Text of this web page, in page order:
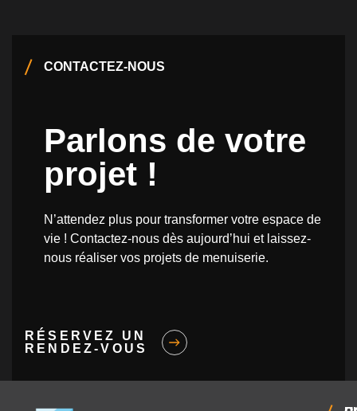
CONTACTEZ-NOUS
Parlons de votre
projet !
N’attendez plus pour transformer votre espace de
vie ! Contactez-nous dès aujourd’hui et laissez-
nous réaliser vos projets de menuiserie.
RÉSERVEZ UN
RENDEZ-VOUS